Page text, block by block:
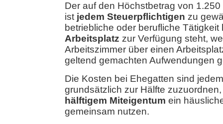
Der auf den Höchstbetrag von
ist jedem Steuerpflichtigen zu
betriebliche oder berufliche Tätigkeit
Arbeitsplatz zur Verfügung steht,
Arbeitszimmer über einen
geltend gemachten Aufwendungen
Die Kosten bei Ehegatten sind
grundsätzlich zur Hälfte
hälftigem Miteigentum ein
gemeinsam nutzen.